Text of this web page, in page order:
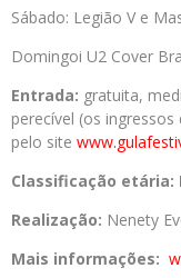
Sábado: Legião V e
Domingoi U2 Cover
Entrada: gratuita,
perecível (os
pelo site
Classificação etária:
Realização: Nenety
Mais informações: